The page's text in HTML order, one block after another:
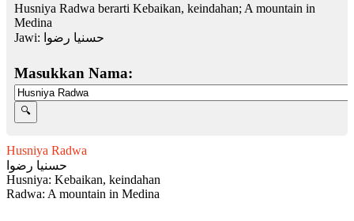
Husniya Radwa berarti Kebaikan, keindahan; A mountain in
Medina
Jawi: حسنيا رضوا
Masukkan Nama:
Husniya Radwa
حسنيا رضوا
Husniya: Kebaikan, keindahan
Radwa: A mountain in Medina